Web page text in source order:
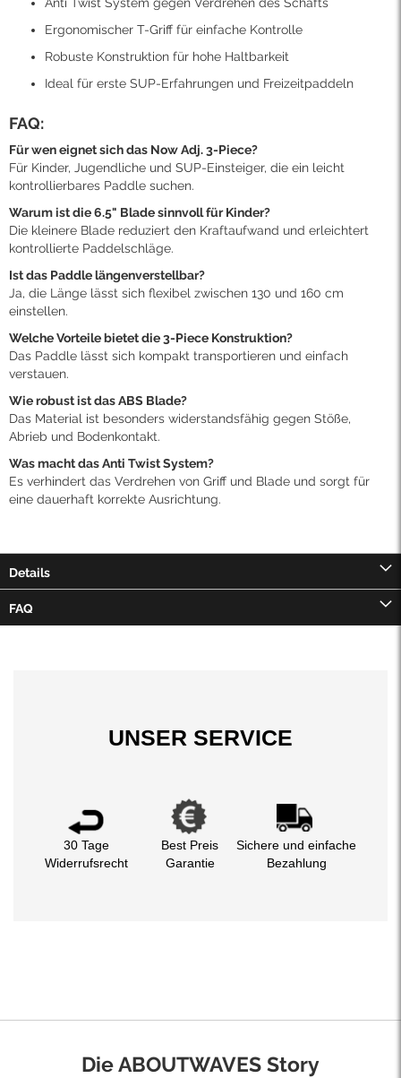
Anti Twist System gegen Verdrehen des Schafts
Ergonomischer T-Griff für einfache Kontrolle
Robuste Konstruktion für hohe Haltbarkeit
Ideal für erste SUP-Erfahrungen und Freizeitpaddeln
FAQ:
Für wen eignet sich das Now Adj. 3-Piece?
Für Kinder, Jugendliche und SUP-Einsteiger, die ein leicht
kontrollierbares Paddle suchen.
Warum ist die 6.5" Blade sinnvoll für Kinder?
Die kleinere Blade reduziert den Kraftaufwand und erleichtert
kontrollierte Paddelschläge.
Ist das Paddle längenverstellbar?
Ja, die Länge lässt sich flexibel zwischen 130 und 160 cm
einstellen.
Welche Vorteile bietet die 3-Piece Konstruktion?
Das Paddle lässt sich kompakt transportieren und einfach
verstauen.
Wie robust ist das ABS Blade?
Das Material ist besonders widerstandsfähig gegen Stöße,
Abrieb und Bodenkontakt.
Was macht das Anti Twist System?
Es verhindert das Verdrehen von Griff und Blade und sorgt für
eine dauerhaft korrekte Ausrichtung.
Details
FAQ
UNSER SERVICE
30 Tage
Widerrufsrecht
Best Preis
Garantie
Sichere und einfache
Bezahlung
Die ABOUTWAVES Story